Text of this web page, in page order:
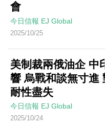
會
今日信報 EJ Global
2025/10/25
美制裁兩俄油企 中
響 烏戰和談無寸進
耐性盡失
今日信報 EJ Global
2025/10/24